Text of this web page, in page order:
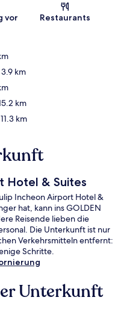
vor
Restaurants
km
km
km
Hotel & Suites
Incheon Airport Hotel &
hat, kann ins GOLDEN
Reisende lieben die
Die Unterkunft ist nur
Verkehrsmitteln entfernt:
Schritte.
Unterkunft